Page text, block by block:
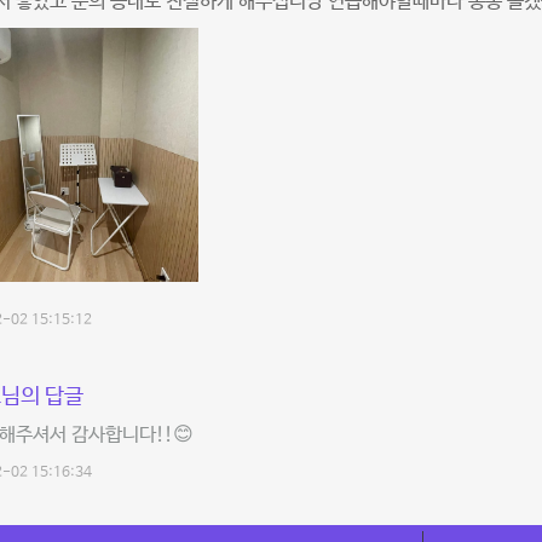
02 15:15:12
의 답글
주셔서 감사합니다!!😊
02 15:16:34